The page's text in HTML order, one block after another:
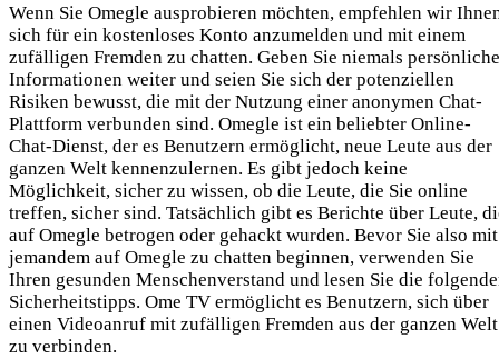
Wenn Sie Omegle ausprobieren möchten, empfehlen wir
sich für ein kostenloses Konto anzumelden und mit einem
zufälligen Fremden zu chatten. Geben Sie niemals persönliche
Informationen weiter und seien Sie sich der potenziellen
Risiken bewusst, die mit der Nutzung einer anonymen Chat-
Plattform verbunden sind. Omegle ist ein beliebter Online-
Chat-Dienst, der es Benutzern ermöglicht, neue Leute aus der
ganzen Welt kennenzulernen. Es gibt jedoch keine
Möglichkeit, sicher zu wissen, ob die Leute, die Sie online
treffen, sicher sind. Tatsächlich gibt es Berichte über Leute,
auf Omegle betrogen oder gehackt wurden. Bevor Sie also mit
jemandem auf Omegle zu chatten beginnen, verwenden Sie
Ihren gesunden Menschenverstand und lesen Sie die
Sicherheitstipps. Ome TV ermöglicht es Benutzern, sich über
einen Videoanruf mit zufälligen Fremden aus der ganzen Welt
zu verbinden.